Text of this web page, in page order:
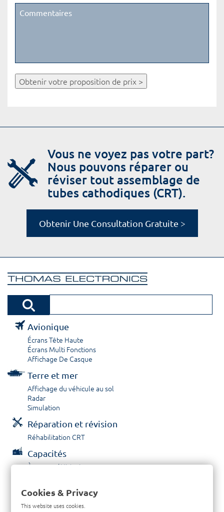
Obtenir votre proposition de prix >
Vous ne voyez pas votre part?
Nous pouvons réparer ou
réviser tout assemblage de
tubes cathodiques (CRT).
Obtenir Une Consultation Gratuite >
Avionique
Écrans Tête Haute
Écrans Multi Fonctions
Affichage De Casque
Terre et mer
Affichage du véhicule au sol
Radar
Simulation
Réparation et révision
Réhabilitation CRT
Capacités
À propos / Historique
Contactez nous
Cookies & Privacy
This website uses cookies.